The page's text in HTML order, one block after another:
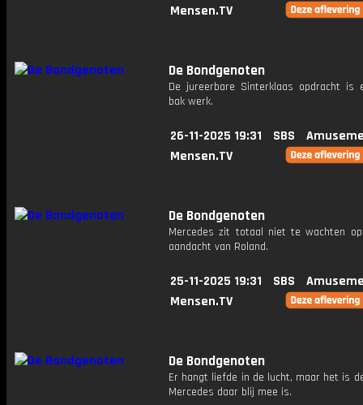
Mensen.TV
De Bondgenoten
De jureerbare Sinterklaas opdracht is
bak werk.
26-11-2025 19:31 SBS
Mensen.TV
De Bondgenoten
Mercedes zit totaal niet te wachten
aandacht van Roland.
25-11-2025 19:31 SBS
Mensen.TV
De Bondgenoten
Er hangt liefde in de lucht, maar het is
Mercedes daar blij mee is.